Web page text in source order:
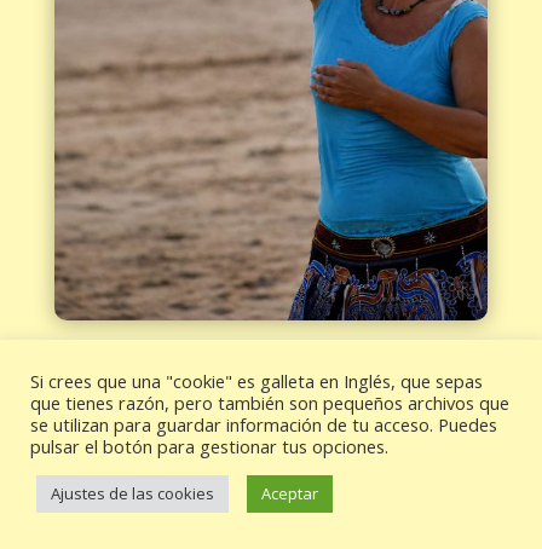
Chi Kung en la playa
Este verano ven a practicar Chi Kung en
la playa de Laredo, Cantabria.
Mover el cuerpo sintiendo el
Si crees que una "cookie" es galleta en Inglés, que sepas
que tienes razón, pero también son pequeños archivos que
se utilizan para guardar información de tu acceso. Puedes
pulsar el botón para gestionar tus opciones.
Ajustes de las cookies Aceptar